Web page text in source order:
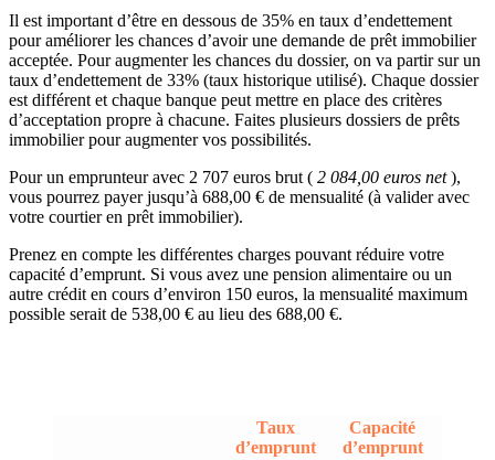
Il est important d’être en dessous de 35% en taux d’endettement
pour améliorer les chances d’avoir une demande de prêt immobilier
acceptée. Pour augmenter les chances du dossier, on va partir sur un
taux d’endettement de 33% (taux historique utilisé). Chaque dossier
est différent et chaque banque peut mettre en place des critères
d’acceptation propre à chacune. Faites plusieurs dossiers de prêts
immobilier pour augmenter vos possibilités.
Pour un emprunteur avec 2 707 euros brut ( 2 084,00 euros net),
vous pourrez payer jusqu’à 688,00 € de mensualité (à valider avec
votre courtier en prêt immobilier).
Prenez en compte les différentes charges pouvant réduire votre
capacité d’emprunt. Si vous avez une pension alimentaire ou un
autre crédit en cours d’environ 150 euros, la mensualité maximum
possible serait de 538,00 € au lieu des 688,00 €.
Taux
d’emprunt
Capacité
d’emprunt